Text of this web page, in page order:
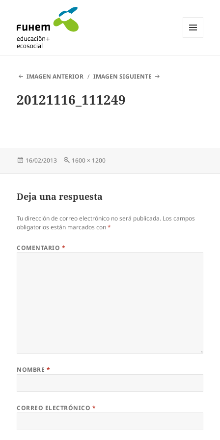
IMAGEN ANTERIOR IMAGEN SIGUIENTE
20121116_111249
Publicado
16/02/2013
Tamaño
1600 × 1200
Deja una respuesta
Tu dirección de correo electrónico no será publicada. Los campos
obligatorios están marcados con*
COMENTARIO *
NOMBRE *
CORREO ELECTRÓNICO *